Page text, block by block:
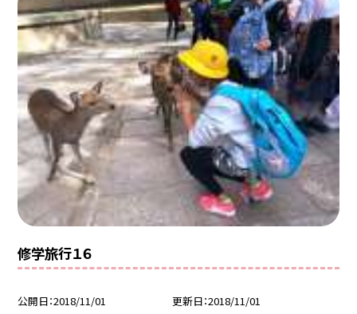
修学旅行１６
公開日 2018/11/01 更新日 2018/11/01